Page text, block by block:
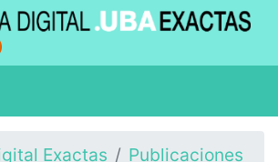
Exactas
Publicaciones